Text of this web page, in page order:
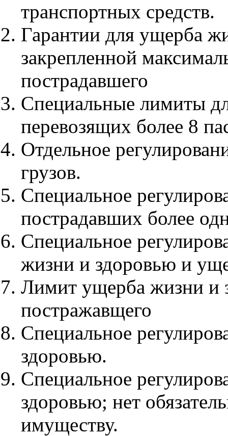
транспортных средств.
Гарантии для ущерба
закрепленной
пострадавшего
Специальные лимиты
перевозящих более 8
Отдельное
грузов.
Специальное
пострадавших более
Специальное
жизни и здоровью и
Лимит ущерба жизни и
постражавщего
Специальное
здоровью.
Специальное
здоровью; нет
имуществу.